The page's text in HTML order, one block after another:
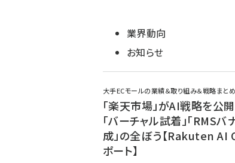
業界動向
お知らせ
大手ECモールの業績＆取り組み＆戦略まとめ
「楽天市場」がAI戦略を公開
「バーチャル試着」「RMS
成」の全ぼう【Rakuten
ポート】